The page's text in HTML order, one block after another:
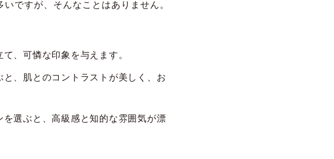
ですが、そんなことはありません。
、可憐な印象を与えます。
、肌とのコントラストが美しく、お
選ぶと、高級感と知的な雰囲気が漂